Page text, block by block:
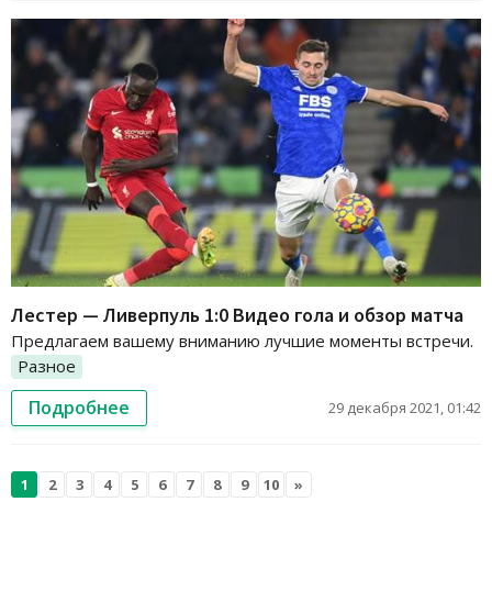
Лестер — Ливерпуль 1:0 Видео гола и обзор матча
Предлагаем вашему вниманию лучшие моменты встречи.
Разное
Подробнее 29 декабря 2021, 01:42
1 2 3 4 5 6 7 8 9 10 »